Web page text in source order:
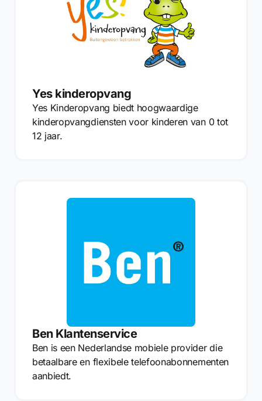
Yes kinderopvang
Yes Kinderopvang biedt hoogwaardige
kinderopvangdiensten voor kinderen van 0 tot
12 jaar.
Ben Klantenservice
Ben is een Nederlandse mobiele provider die
betaalbare en flexibele telefoonabonnementen
aanbiedt.